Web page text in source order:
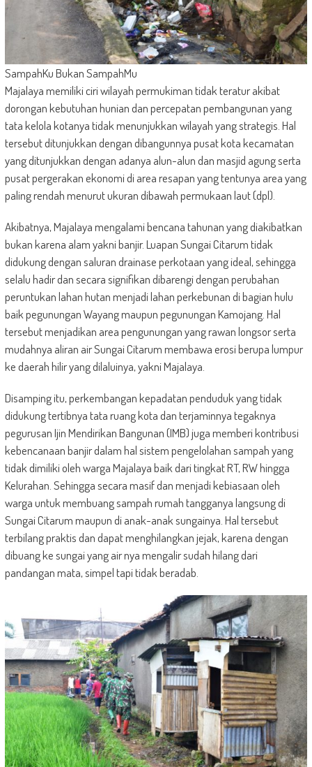
SampahKu Bukan SampahMu
Majalaya memiliki ciri wilayah permukiman tidak teratur akibat
dorongan kebutuhan hunian dan percepatan pembangunan yang
tata kelola kotanya tidak menunjukkan wilayah yang strategis. Hal
tersebut ditunjukkan dengan dibangunnya pusat kota kecamatan
yang ditunjukkan dengan adanya alun-alun dan masjid agung serta
pusat pergerakan ekonomi di area resapan yang tentunya area yang
paling rendah menurut ukuran dibawah permukaan laut (dpl).
Akibatnya, Majalaya mengalami bencana tahunan yang diakibatkan
bukan karena alam yakni banjir. Luapan Sungai Citarum tidak
didukung dengan saluran drainase perkotaan yang ideal, sehingga
selalu hadir dan secara signifikan dibarengi dengan perubahan
peruntukan lahan hutan menjadi lahan perkebunan di bagian hulu
baik pegunungan Wayang maupun pegunungan Kamojang. Hal
tersebut menjadikan area pengunungan yang rawan longsor serta
mudahnya aliran air Sungai Citarum membawa erosi berupa lumpur
ke daerah hilir yang dilaluinya, yakni Majalaya.
Disamping itu, perkembangan kepadatan penduduk yang tidak
didukung tertibnya tata ruang kota dan terjaminnya tegaknya
pegurusan Ijin Mendirikan Bangunan (IMB) juga memberi kontribusi
kebencanaan banjir dalam hal sistem pengelolahan sampah yang
tidak dimiliki oleh warga Majalaya baik dari tingkat RT, RW hingga
Kelurahan. Sehingga secara masif dan menjadi kebiasaan oleh
warga untuk membuang sampah rumah tangganya langsung di
Sungai Citarum maupun di anak-anak sungainya. Hal tersebut
terbilang praktis dan dapat menghilangkan jejak, karena dengan
dibuang ke sungai yang air nya mengalir sudah hilang dari
pandangan mata, simpel tapi tidak beradab.